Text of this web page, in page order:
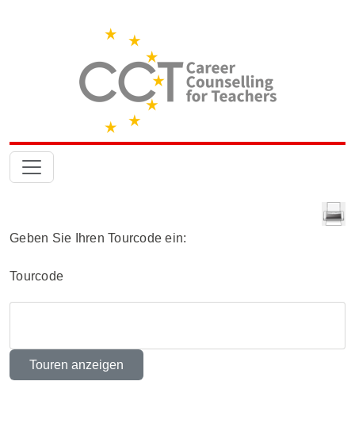
Geben Sie Ihren Tourcode ein:
Tourcode